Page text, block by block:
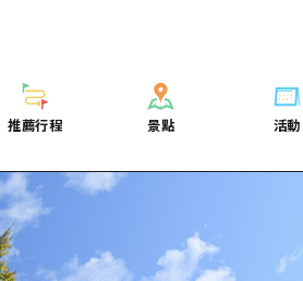
學習·體驗
推薦行程
安芸 半天
景點
廣島市內
活動
廣島好客通行證
廣島免費 Wi-Fi
歷史·文化
藝北
東山口
美北
宮島周邊
旅遊信息中心 災難發生期間的交通